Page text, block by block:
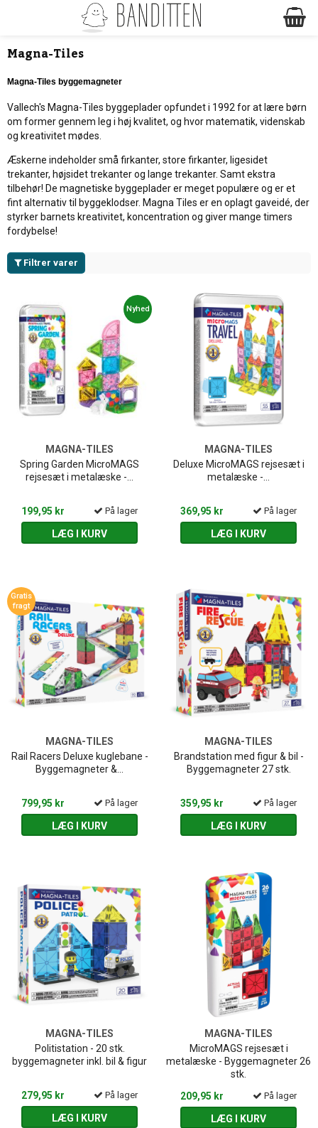
Magna-Tiles
Magna-Tiles byggemagneter
Vallech's Magna-Tiles byggeplader opfundet i 1992 for at lære børn
om former gennem leg i høj kvalitet, og hvor matematik, videnskab
og kreativitet mødes.
Æskerne indeholder små firkanter, store firkanter, ligesidet
trekanter, højsidet trekanter og lange trekanter. Samt ekstra
tilbehør! De magnetiske byggeplader er meget populære og er et
fint alternativ til byggeklodser. Magna Tiles er en oplagt gaveidé, der
styrker barnets kreativitet, koncentration og giver mange timers
fordybelse!
Filtrer varer
Nyhed
MAGNA-TILES
Spring Garden MicroMAGS
rejsesæt i metalæske -...
199,95 kr På lager
LÆG I KURV
MAGNA-TILES
Deluxe MicroMAGS rejsesæt i
metalæske -...
369,95 kr På lager
LÆG I KURV
Gratis
fragt
MAGNA-TILES
Rail Racers Deluxe kuglebane -
Byggemagneter &...
799,95 kr På lager
LÆG I KURV
MAGNA-TILES
Brandstation med figur & bil -
Byggemagneter 27 stk.
359,95 kr På lager
LÆG I KURV
MAGNA-TILES
Politistation - 20 stk.
byggemagneter inkl. bil & figur
279,95 kr På lager
LÆG I KURV
MAGNA-TILES
MicroMAGS rejsesæt i
metalæske - Byggemagneter 26
stk.
209,95 kr
På lager
LÆG I KURV